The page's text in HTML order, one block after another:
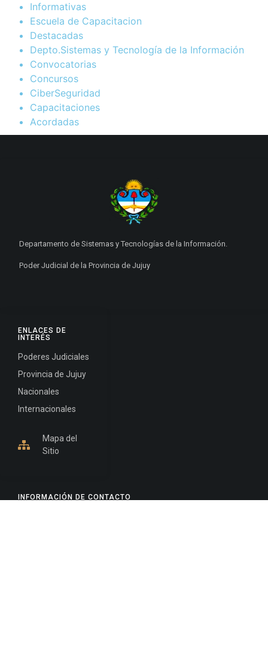
Informativas
Escuela de Capacitacion
Destacadas
Depto.Sistemas y Tecnología de la Información
Convocatorias
Concursos
CiberSeguridad
Capacitaciones
Acordadas
INFORMACIÓN DE CONTACTO
ENLACES DE
INTERÉS
Poderes Judiciales
Provincia de Jujuy
Nacionales
Internacionales
Mapa del
Sitio
Departamento de Sistemas y Tecnologías de la Información.
Poder Judicial de la Provincia de Jujuy